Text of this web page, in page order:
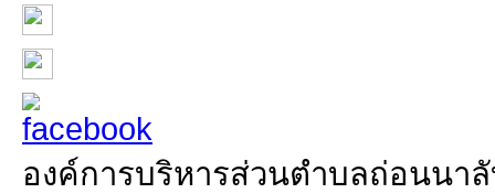
องค์การบริหารส่วนตำบลถ่อนนา